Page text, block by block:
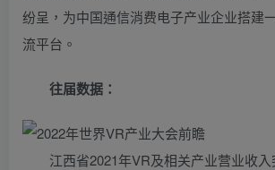
纷呈，为中国通信消费电子产业企业搭建
流平台。
往届数据：
江西省2021年VR及相关产业营业收入